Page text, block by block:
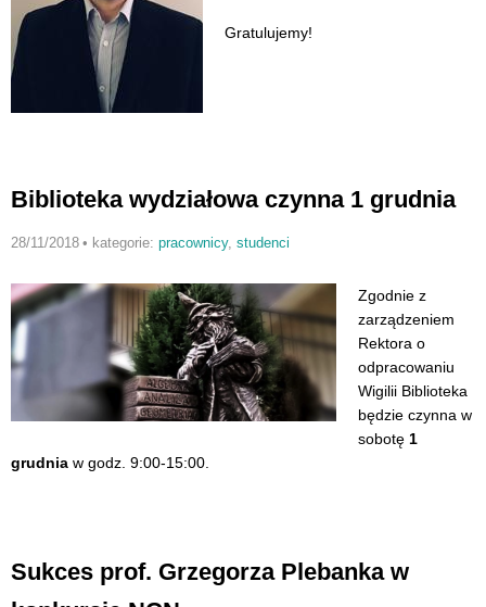
Gratulujemy!
Biblioteka wydziałowa czynna 1 grudnia
28/11/2018 • kategorie: pracownicy, studenci
Zgodnie z
zarządzeniem
Rektora o
odpracowaniu
Wigilii Biblioteka
będzie czynna w
sobotę 1
grudnia w godz. 9:00-15:00.
Sukces prof. Grzegorza Plebanka w